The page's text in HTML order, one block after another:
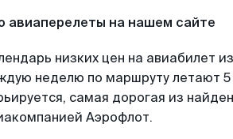
авиаперелеты на нашем сайте
низких цен на авиабилет
неделю по маршруту летают
самая дорогая из
Аэрофлот.